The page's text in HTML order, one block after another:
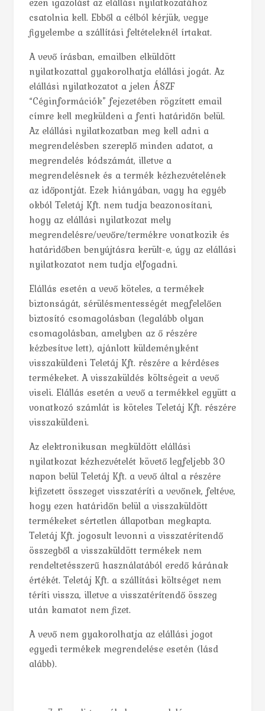
csatolnia kell. Ebből a célból kérjük, vegye
figyelembe a szállítási feltételeknél írtakat.
A vevő írásban, emailben elküldött
nyilatkozattal gyakorolhatja elállási jogát. Az
elállási nyilatkozatot a jelen ÁSZF
“Céginformációk” fejezetében rögzített email
címre kell megküldeni a fenti határidőn belül.
Az elállási nyilatkozatban meg kell adni a
megrendelésben szereplő minden adatot, a
megrendelés kódszámát, illetve a
megrendelésnek és a termék kézhezvételének
az időpontját. Ezek hiányában, vagy ha egyéb
okból Teletáj Kft. nem tudja beazonosítani,
hogy az elállási nyilatkozat mely
megrendelésre/vevőre/termékre vonatkozik és
határidőben benyújtásra került-e, úgy az elállási
nyilatkozatot nem tudja elfogadni.
Elállás esetén a vevő köteles, a termékek
biztonságát, sérülésmentességét megfelelően
biztosító csomagolásban (legalább olyan
csomagolásban, amelyben az ő részére
kézbesítve lett), ajánlott küldeményként
visszaküldeni Teletáj Kft. részére a kérdéses
termékeket. A visszaküldés költségeit a vevő
viseli. Elállás esetén a vevő a termékkel együtt a
vonatkozó számlát is köteles Teletáj Kft. részére
visszaküldeni.
Az elektronikusan megküldött elállási
nyilatkozat kézhezvételét követő legfeljebb 30
napon belül Teletáj Kft. a vevő által a részére
kifizetett összeget visszatéríti a vevőnek, feltéve,
hogy ezen határidőn belül a visszaküldött
termékeket sértetlen állapotban megkapta.
Teletáj Kft. jogosult levonni a visszatérítendő
összegből a visszaküldött termékek nem
rendeltetésszerű használatából eredő kárának
értékét. Teletáj Kft. a szállítási költséget nem
téríti vissza, illetve a visszatérítendő összeg
után kamatot nem fizet.
A vevő nem gyakorolhatja az elállási jogot
egyedi termékek megrendelése esetén (lásd
alább).